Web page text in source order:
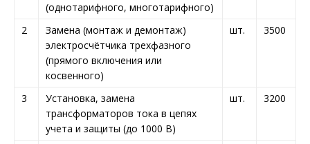
(однотарифного, многотарифного)
2
Замена (монтаж и демонтаж)
электросчётчика трехфазного
(прямого включения или
косвенного)
шт. 3500
3
Установка, замена
трансформаторов тока в цепях
учета и защиты (до 1000 В)
шт. 3200